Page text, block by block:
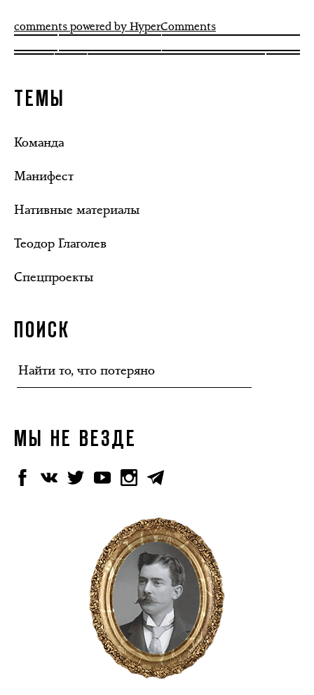
comments powered by HyperComments
ТЕМЫ
Команда
Манифест
Нативные материалы
Теодор Глаголев
Спецпроекты
ПОИСК
МЫ НЕ ВЕЗДЕ